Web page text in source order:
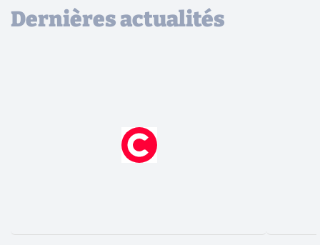
Dernières actualités